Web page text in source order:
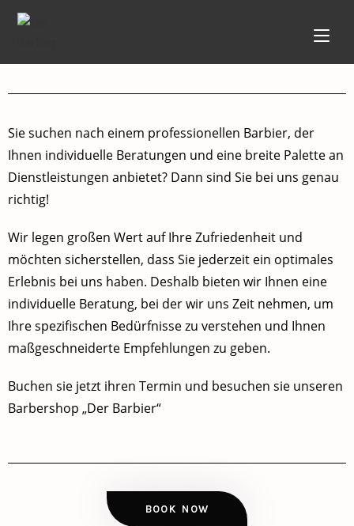
Sie suchen nach einem professionellen Barbier, der
Ihnen individuelle Beratungen und eine breite Palette an
Dienstleistungen anbietet? Dann sind Sie bei uns genau
richtig!
Wir legen großen Wert auf Ihre Zufriedenheit und
möchten sicherstellen, dass Sie jederzeit ein optimales
Erlebnis bei uns haben. Deshalb bieten wir Ihnen eine
individuelle Beratung, bei der wir uns Zeit nehmen, um
Ihre spezifischen Bedürfnisse zu verstehen und Ihnen
maßgeschneiderte Empfehlungen zu geben.
Buchen sie jetzt ihren Termin und besuchen sie unseren
Barbershop „Der Barbier“
BOOK NOW